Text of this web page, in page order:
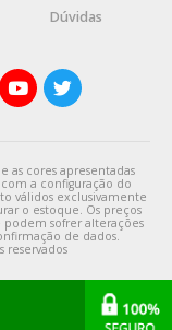
Dúvidas
as cores apresentadas
a configuração do
válidos exclusivamente
o estoque. Os preços
podem sofrer alterações
de dados.
reservados